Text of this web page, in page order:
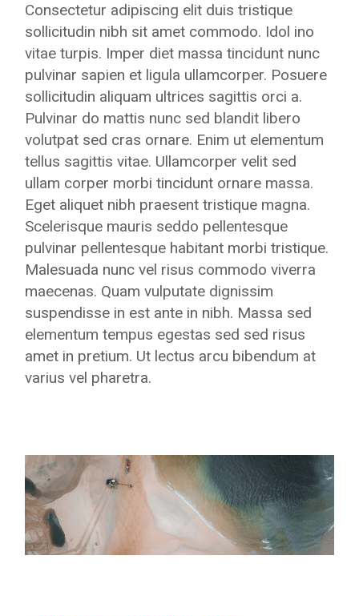
Consectetur adipiscing elit duis tristique
sollicitudin nibh sit amet commodo. Idol ino
vitae turpis. Imper diet massa tincidunt nunc
pulvinar sapien et ligula ullamcorper. Posuere
sollicitudin aliquam ultrices sagittis orci a.
Pulvinar do mattis nunc sed blandit libero
volutpat sed cras ornare. Enim ut elementum
tellus sagittis vitae. Ullamcorper velit sed
ullam corper morbi tincidunt ornare massa.
Eget aliquet nibh praesent tristique magna.
Scelerisque mauris seddo pellentesque
pulvinar pellentesque habitant morbi tristique.
Malesuada nunc vel risus commodo viverra
maecenas. Quam vulputate dignissim
suspendisse in est ante in nibh. Massa sed
elementum tempus egestas sed sed risus
amet in pretium. Ut lectus arcu bibendum at
varius vel pharetra.